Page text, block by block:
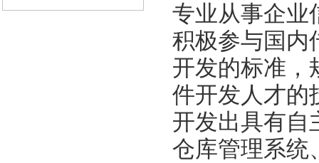
专业从事企业
积极参与国内
开发的标准，
件开发人才的
开发出具有自
仓库管理系统